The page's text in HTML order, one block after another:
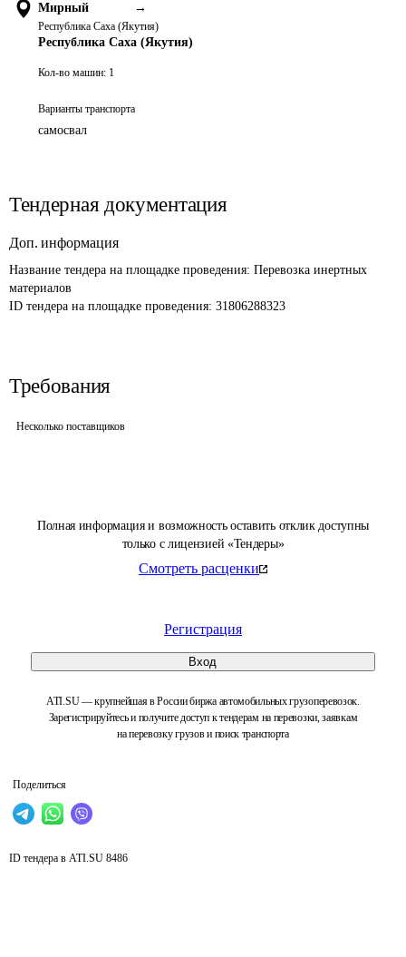
Полная информация и возможность оставить отклик доступны
только с лицензией «Тендеры»
Смотреть расценки
Регистрация
Вход
ATI.SU — крупнейшая в России биржа автомобильных грузоперевозок.
Зарегистрируйтесь и получите доступ к тендерам на перевозки, заявкам
на перевозку грузов и поиск транспорта
Поделиться
Мирный →
Республика Саха (Якутия)
Республика Саха (Якутия)
Кол-во машин: 1
Варианты транспорта
самосвал
Тендерная документация
Доп. информация
Название тендера на площадке проведения: Перевозка инертных
материалов
ID тендера на площадке проведения: 31806288323
Требования
Несколько поставщиков
ID тендера в ATI.SU 8486